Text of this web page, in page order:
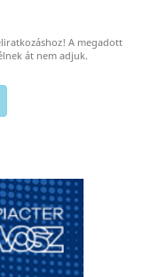
A megadott
át nem adjuk.